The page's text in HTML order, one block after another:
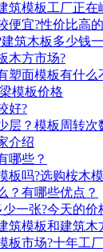
筑模板工厂正在
便宜?性价比高
筑木板多少钱
木方市场?
塑面模板有什么
模板价格
好?
层？模板周转次
介绍
哪些？
板吗?选购桉木
？有哪些优点？
少一张?今天的价
筑模板和建筑木
板市场?十年工